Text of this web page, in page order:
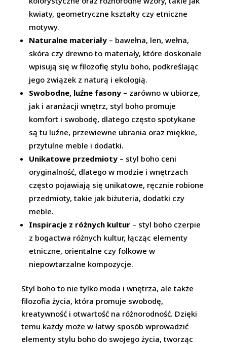
kwiaty, geometryczne kształty czy etniczne
motywy.
Naturalne materiały – bawełna, len, wełna,
skóra czy drewno to materiały, które doskonale
wpisują się w filozofię stylu boho, podkreślając
jego związek z naturą i ekologią.
Swobodne, luźne fasony – zarówno w ubiorze,
jak i aranżacji wnętrz, styl boho promuje
komfort i swobodę, dlatego często spotykane
są tu luźne, przewiewne ubrania oraz miękkie,
przytulne meble i dodatki.
Unikatowe przedmioty – styl boho ceni
oryginalność, dlatego w modzie i wnętrzach
często pojawiają się unikatowe, ręcznie robione
przedmioty, takie jak biżuteria, dodatki czy
meble.
Inspiracje z różnych kultur – styl boho czerpie
z bogactwa różnych kultur, łącząc elementy
etniczne, orientalne czy folkowe w
niepowtarzalne kompozycje.
Styl boho to nie tylko moda i wnętrza, ale także
filozofia życia, która promuje swobodę,
kreatywność i otwartość na różnorodność. Dzięki
temu każdy może w łatwy sposób wprowadzić
elementy stylu boho do swojego życia, tworząc